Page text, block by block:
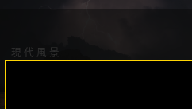
現代風景